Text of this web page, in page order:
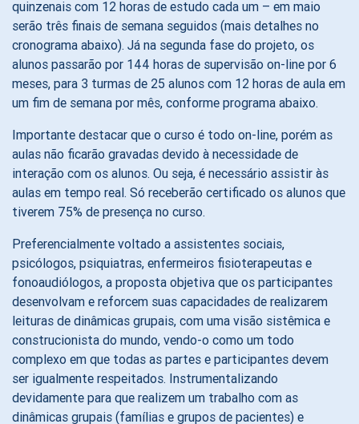
quinzenais com 12 horas de estudo cada um – em maio
serão três finais de semana seguidos (mais detalhes no
cronograma abaixo). Já na segunda fase do projeto, os
alunos passarão por 144 horas de supervisão on-line por 6
meses, para 3 turmas de 25 alunos com 12 horas de aula em
um fim de semana por mês, conforme programa abaixo.
Importante destacar que o curso é todo on-line, porém as
aulas não ficarão gravadas devido à necessidade de
interação com os alunos. Ou seja, é necessário assistir às
aulas em tempo real. Só receberão certificado os alunos que
tiverem 75% de presença no curso.
Preferencialmente voltado a assistentes sociais,
psicólogos, psiquiatras, enfermeiros fisioterapeutas e
fonoaudiólogos, a proposta objetiva que os participantes
desenvolvam e reforcem suas capacidades de realizarem
leituras de dinâmicas grupais, com uma visão sistêmica e
construcionista do mundo, vendo-o como um todo
complexo em que todas as partes e participantes devem
ser igualmente respeitados. Instrumentalizando
devidamente para que realizem um trabalho com as
dinâmicas grupais (famílias e grupos de pacientes) e